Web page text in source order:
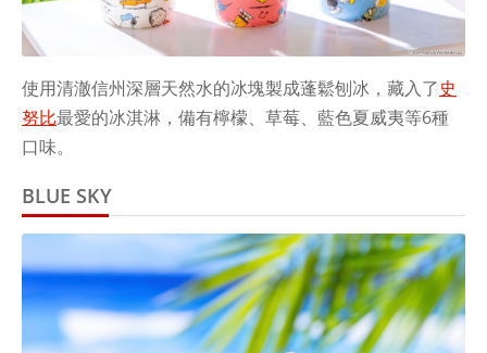
使用清澈信州深層天然水的冰塊製成蓬鬆刨冰，藏入了史
努比最愛的冰淇淋，備有檸檬、草莓、藍色夏威夷等6種
口味。
BLUE SKY